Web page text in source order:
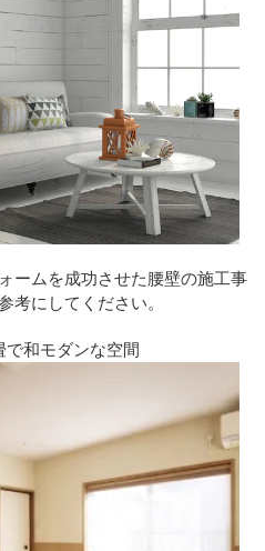
ームを成功させた腰壁の施工事
考にしてください。
で和モダンな空間